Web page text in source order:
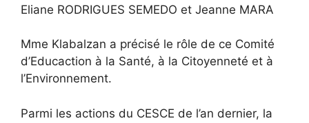
Eliane RODRIGUES SEMEDO et Jeanne MARA
Mme Klabalzan a précisé le rôle de ce Comité
d’Educaction à la Santé, à la Citoyenneté et à
l’Environnement.
Parmi les actions du CESCE de l’an dernier, la